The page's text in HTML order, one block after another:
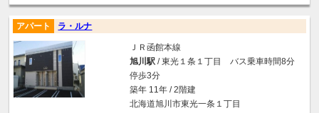
アパート ラ・ルナ
ＪＲ函館本線
旭川駅/ 東光１条１丁目 バス乗車時間8分
停歩3分
築年 11年 / 2階建
北海道旭川市東光一条１丁目